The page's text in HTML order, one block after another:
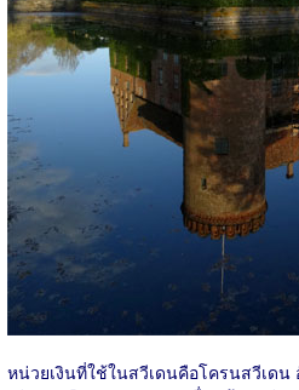
หน่วยเงินที่ใช้ในสวีเดนคือโครนสวีเด